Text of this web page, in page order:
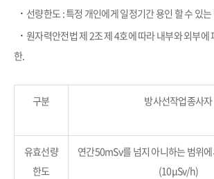
​· 선량한도 : 특정 개인에게 일정기간 용인 할 수 있
​· 원자력안전법 제 2조 제 4호에 따라 내부와 외부
한.
구분 방사선작업종사자
유효선량
한도
연간50mSv를 넘지 아니하는 범위
(10μSv/h)